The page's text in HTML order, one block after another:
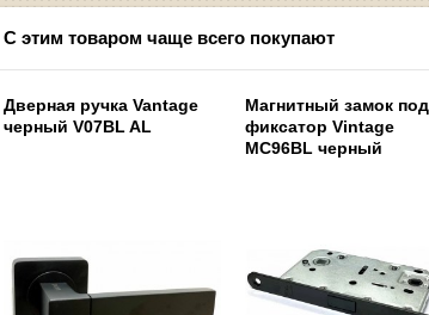
С этим товаром чаще всего покупают
Дверная ручка Vantage
черный V07BL AL
Магнитный замок под
фиксатор Vintage
MC96BL черный